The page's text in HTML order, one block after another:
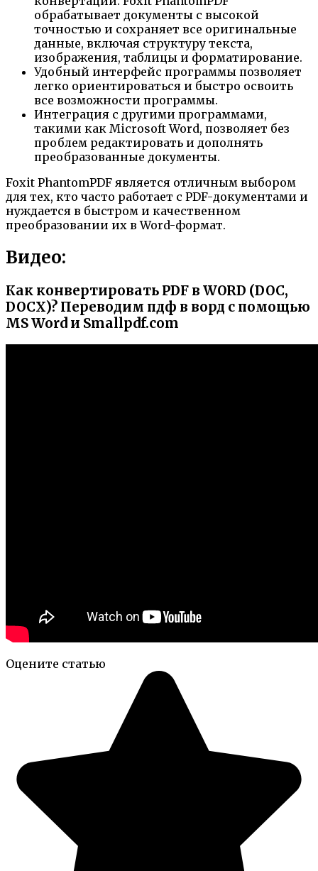
обрабатывает документы с высокой
точностью и сохраняет все оригинальные
данные, включая структуру текста,
изображения, таблицы и форматирование.
Удобный интерфейс программы позволяет
легко ориентироваться и быстро освоить
все возможности программы.
Интеграция с другими программами,
такими как Microsoft Word, позволяет без
проблем редактировать и дополнять
преобразованные документы.
Foxit PhantomPDF является отличным выбором
для тех, кто часто работает с PDF-документами и
нуждается в быстром и качественном
преобразовании их в Word-формат.
Видео:
Как конвертировать PDF в WORD (DOC,
DOCX)? Переводим пдф в ворд с помощью
MS Word и Smallpdf.com
Оцените статью